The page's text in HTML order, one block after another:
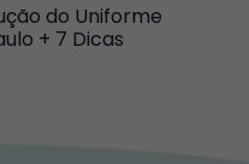
do Uniforme
+ 7 Dicas